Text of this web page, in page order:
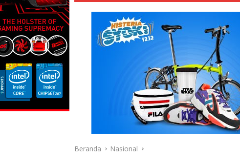
Beranda Nasional